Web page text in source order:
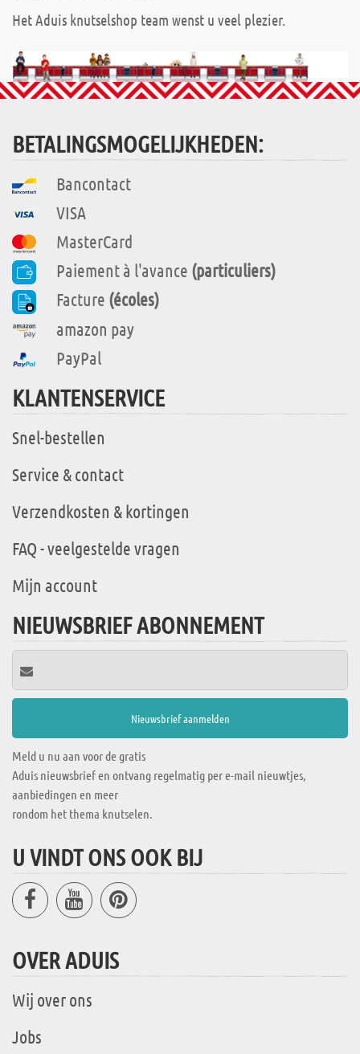
Het Aduis knutselshop team wenst u veel plezier.
BETALINGSMOGELIJKHEDEN:
Bancontact
VISA
MasterCard
Paiement à l'avance (particuliers)
Facture (écoles)
amazon pay
PayPal
KLANTENSERVICE
Snel-bestellen
Service & contact
Verzendkosten & kortingen
FAQ - veelgestelde vragen
Mijn account
NIEUWSBRIEF ABONNEMENT
Meld u nu aan voor de gratis
Aduis nieuwsbrief en ontvang regelmatig per e-mail nieuwtjes,
aanbiedingen en meer
rondom het thema knutselen.
U VINDT ONS OOK BIJ
OVER ADUIS
Wij over ons
Jobs